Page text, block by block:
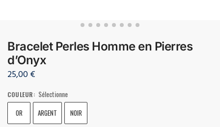
Bracelet Perles Homme en Pierres
d’Onyx
25,00€
COULEUR: Sélectionne
OR ARGENT NOIR